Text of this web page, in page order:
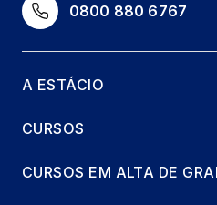
0800 880 6767
A ESTÁCIO
CURSOS
CURSOS EM ALTA DE